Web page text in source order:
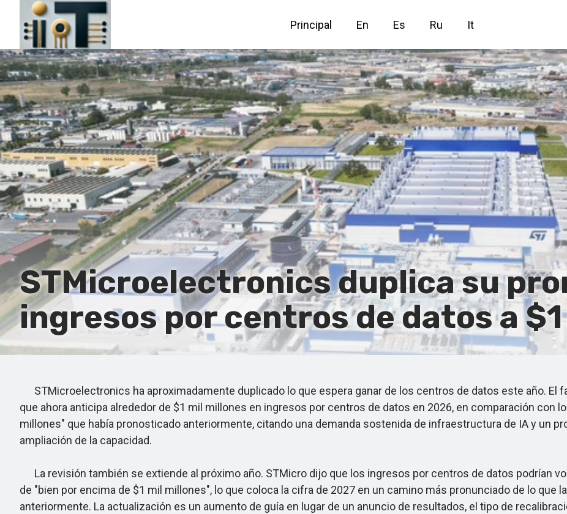
Principal En Es Ru It
STMicroelectronics duplica su
ingresos por centros de datos a
STMicroelectronics ha aproximadamente duplicado lo que espera ganar de los centros de datos este año. El
que ahora anticipa alrededor de $1 mil millones en ingresos por centros de datos en 2026, en comparación con
millones" que había pronosticado anteriormente, citando una demanda sostenida de infraestructura de IA y un
ampliación de la capacidad.
La revisión también se extiende al próximo año. STMicro dijo que los ingresos por centros de datos podrían
de "bien por encima de $1 mil millones", lo que coloca la cifra de 2027 en un camino más pronunciado de lo que
anteriormente. La actualización es un aumento de guía en lugar de un anuncio de resultados, el tipo de